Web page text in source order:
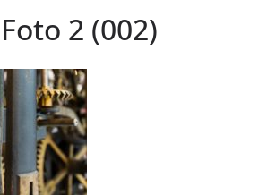
2 (002)